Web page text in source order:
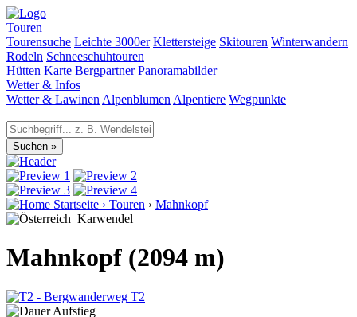
Touren
Tourensuche Leichte 3000er Klettersteige Skitouren Winterwandern
Rodeln Schneeschuhtouren
Hütten Karte Bergpartner Panoramabilder
Wetter & Infos
Wetter & Lawinen Alpenblumen Alpentiere Wegpunkte
Startseite › Touren › Mahnkopf
Karwendel
Mahnkopf (2094 m)
T2